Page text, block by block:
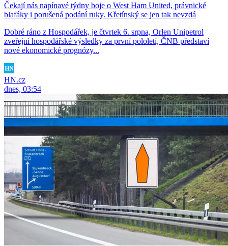
Čekají nás napínavé týdny boje o West Ham United, právnické
blafáky i porušená podání ruky. Křetínský se jen tak nevzdá
Dobré ráno z Hospodářek, je čtvrtek 6. srpna, Orlen Unipetrol
zveřejní hospodářské výsledky za první pololetí, ČNB představí
nové ekonomické prognózy...
HN.cz
dnes, 03:54